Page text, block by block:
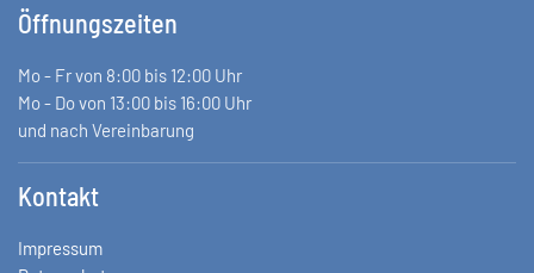
Öffnungszeiten
Mo - Fr von 8:00 bis 12:00 Uhr
Mo - Do von 13:00 bis 16:00 Uhr
und nach Vereinbarung
Kontakt
Impressum